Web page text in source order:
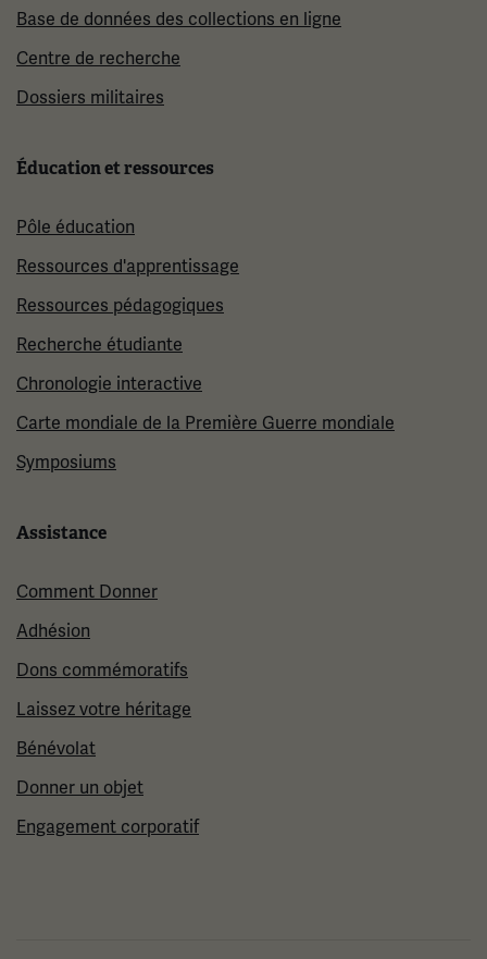
Base de données des collections en ligne
Centre de recherche
Dossiers militaires
Éducation et ressources
Pôle éducation
Ressources d'apprentissage
Ressources pédagogiques
Recherche étudiante
Chronologie interactive
Carte mondiale de la Première Guerre mondiale
Symposiums
Assistance
Comment Donner
Adhésion
Dons commémoratifs
Laissez votre héritage
Bénévolat
Donner un objet
Engagement corporatif